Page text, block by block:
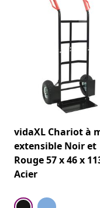
vidaXL Chariot à
extensible Noir et
Rouge 57 x 46 x
Acier